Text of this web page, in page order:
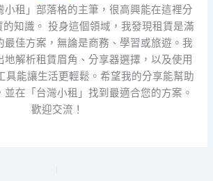
小租」部落格的主筆，很高興能在這裡分
知識。 投身這個領域，我發現租賃是滿
最佳方案，無論是商務、學習或旅遊。我
地解析租賃眉角、分享器選擇，以及使用
具能讓生活更輕鬆。希望我的分享能幫助
並在「台灣小租」找到最適合您的方案。
歡迎交流！